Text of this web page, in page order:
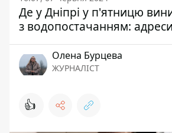
Де у Дніпрі у п'ятницю
з водопостачанням:
Олена Бурцева
ЖУРНАЛІСТ
👍